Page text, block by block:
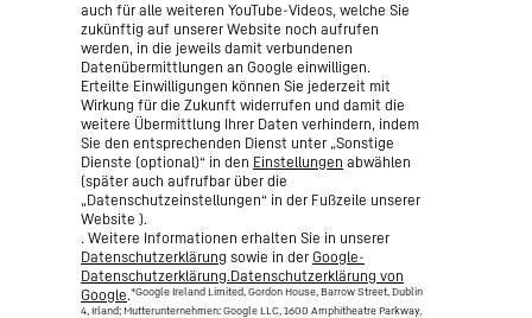
auch für alle weiteren YouTube-Videos, welche Sie
zukünftig auf unserer Website noch aufrufen
werden, in die jeweils damit verbundenen
Datenübermittlungen an Google einwilligen.
Erteilte Einwilligungen können Sie jederzeit mit
Wirkung für die Zukunft widerrufen und damit die
weitere Übermittlung Ihrer Daten verhindern, indem
Sie den entsprechenden Dienst unter „Sonstige
Dienste (optional)“ in den Einstellungen abwählen
(später auch aufrufbar über die
„Datenschutzeinstellungen“ in der Fußzeile unserer
Website ).
. Weitere Informationen erhalten Sie in unserer
Datenschutzerklärung sowie in der Google-
Datenschutzerklärung.Datenschutzerklärung von
Google.*Google Ireland Limited, Gordon House, Barrow Street, Dublin
4, Irland; Mutterunternehmen: Google LLC, 1600 Amphitheatre Parkway,